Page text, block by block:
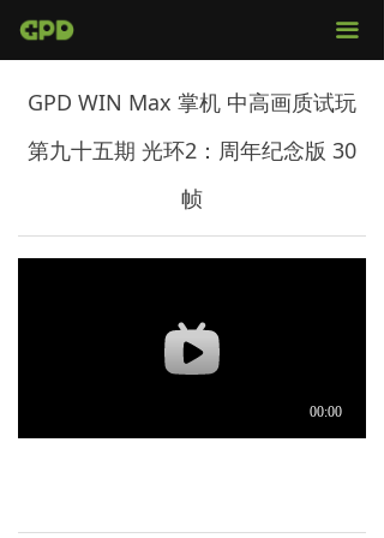
끀
官网首页
视频评测
固件下载
GPD WIN Max 掌机 中高画质试玩
第九十五期 光环2：周年纪念版 30
帧